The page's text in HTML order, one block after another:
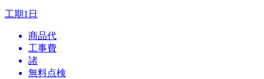
工期1日
商品代
工事費
諸
無料点検